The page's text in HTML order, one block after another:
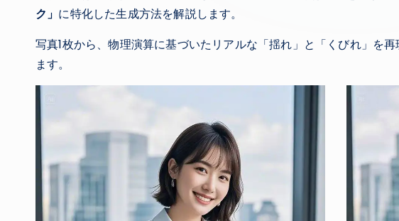
ク」 に特化した生成方法を解説します。
写真1枚から、物理演算に基づいたリアルな「揺れ」と「くびれ」を
ます。